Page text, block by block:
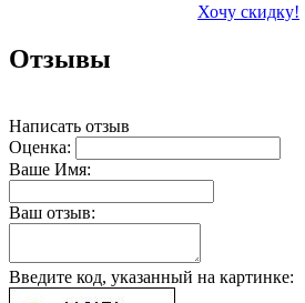
Хочу скидку!
Отзывы
Написать отзыв
Оценка:
Ваше Имя:
Ваш отзыв:
Введите код, указанный на картинке: